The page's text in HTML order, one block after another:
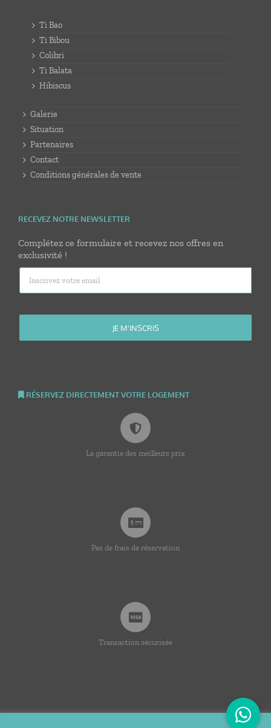
Ti Bao
Ti Bibou
Colibri
Ti Balata
Hibiscus
Galerie
Situation
Partenaires
Contact
Conditions générales de vente
RECEVEZ NOTRE NEWSLETTER
Complétez ce formulaire et recevez nos offres en
exclusivité !
RÉSERVEZ DIRECTEMENT VOTRE LOGEMENT
La garantie des meilleurs prix
Pas de frais de réservation
Transaction sécurisée